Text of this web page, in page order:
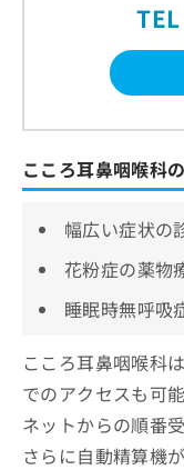
TEL
こころ耳鼻咽喉科
幅広い症状の
花粉症の薬物
睡眠時無呼吸
こころ耳鼻咽喉科
でのアクセスも可
ネットからの順番
さらに自動精算機